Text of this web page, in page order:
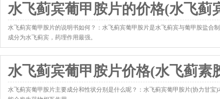
水飞蓟宾葡甲胺片的价格(水飞蓟
水飞蓟宾葡甲胺片的说明书如何？：水飞蓟宾葡甲胺片是水飞蓟宾与葡甲胺盐
成分为水飞蓟宾，药理作用最强。
http://www.yxk120.com/news/7885.html
水飞蓟宾葡甲胺片价格(水飞蓟素
水飞蓟宾葡甲胺片主要成分和性状分别是什么呢？：水飞蓟宾葡甲胺片(协力甘